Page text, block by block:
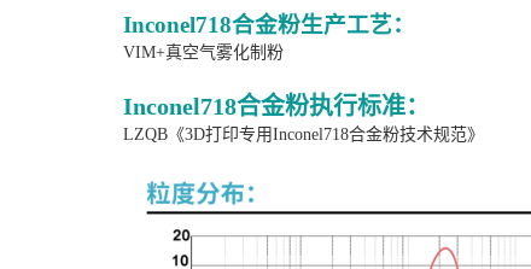
Inconel718合金粉生产工艺：
VIM+真空气雾化制粉
Inconel718合金粉执行标准：
LZQB《3D打印专用Inconel718合金粉技术规范》